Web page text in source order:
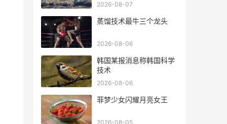
2026-08-07
蒸馏技术最牛三个龙头
2026-08-06
韩国某报消息称韩国科学
技术
2026-08-06
菲梦少女闪耀月亮女王
2026-08-05